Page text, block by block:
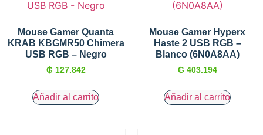
Mouse Gamer Quanta
KRAB KBGMR50 Chimera
USB RGB – Negro
₲ 127.842
Añadir al carrito
Mouse Gamer Hyperx
Haste 2 USB RGB –
Blanco (6N0A8AA)
₲ 403.194
Añadir al carrito